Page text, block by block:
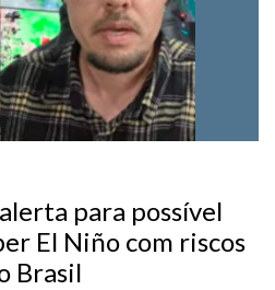
para possível
El Niño com riscos
Brasil